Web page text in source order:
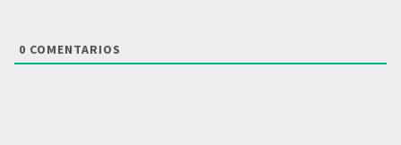
0 COMENTARIOS